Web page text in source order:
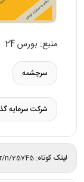
منبع: بورس 24
سرچشمه
شرکت سرمایه
لینک کوتاه: n/25745